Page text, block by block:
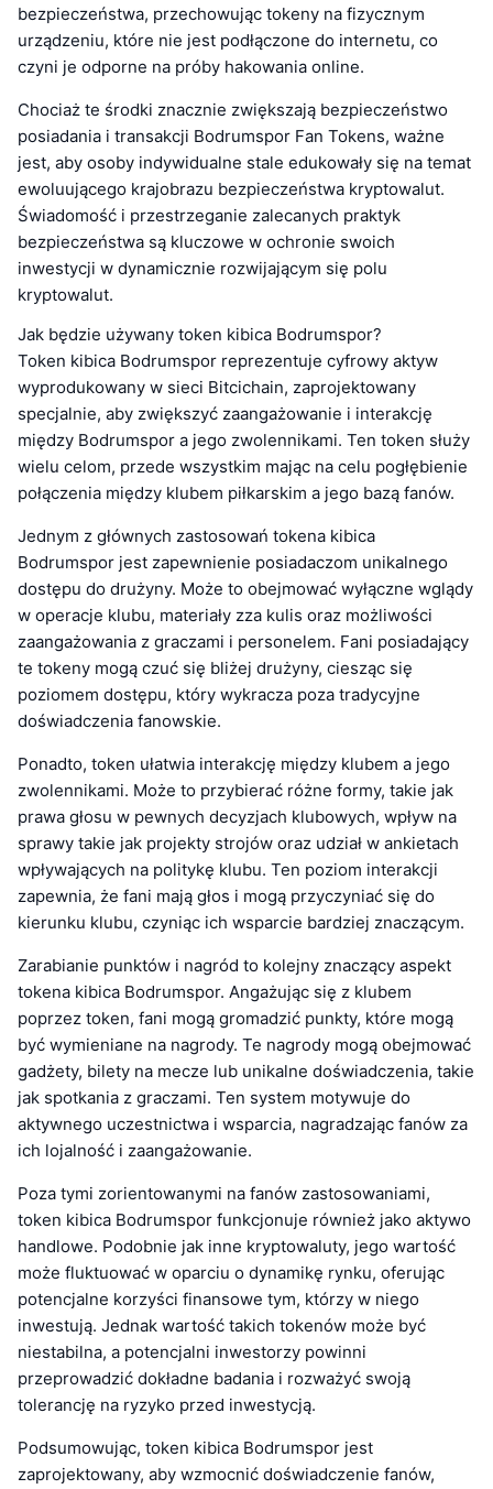
bezpieczeństwa, przechowując tokeny na fizycznym
urządzeniu, które nie jest podłączone do internetu, co
czyni je odporne na próby hakowania online.
Chociaż te środki znacznie zwiększają bezpieczeństwo
posiadania i transakcji Bodrumspor Fan Tokens, ważne
jest, aby osoby indywidualne stale edukowały się na temat
ewoluującego krajobrazu bezpieczeństwa kryptowalut.
Świadomość i przestrzeganie zalecanych praktyk
bezpieczeństwa są kluczowe w ochronie swoich
inwestycji w dynamicznie rozwijającym się polu
kryptowalut.
Jak będzie używany token kibica Bodrumspor?
Token kibica Bodrumspor reprezentuje cyfrowy aktyw
wyprodukowany w sieci Bitcichain, zaprojektowany
specjalnie, aby zwiększyć zaangażowanie i interakcję
między Bodrumspor a jego zwolennikami. Ten token służy
wielu celom, przede wszystkim mając na celu pogłębienie
połączenia między klubem piłkarskim a jego bazą fanów.
Jednym z głównych zastosowań tokena kibica
Bodrumspor jest zapewnienie posiadaczom unikalnego
dostępu do drużyny. Może to obejmować wyłączne wglądy
w operacje klubu, materiały zza kulis oraz możliwości
zaangażowania z graczami i personelem. Fani posiadający
te tokeny mogą czuć się bliżej drużyny, ciesząc się
poziomem dostępu, który wykracza poza tradycyjne
doświadczenia fanowskie.
Ponadto, token ułatwia interakcję między klubem a jego
zwolennikami. Może to przybierać różne formy, takie jak
prawa głosu w pewnych decyzjach klubowych, wpływ na
sprawy takie jak projekty strojów oraz udział w ankietach
wpływających na politykę klubu. Ten poziom interakcji
zapewnia, że fani mają głos i mogą przyczyniać się do
kierunku klubu, czyniąc ich wsparcie bardziej znaczącym.
Zarabianie punktów i nagród to kolejny znaczący aspekt
tokena kibica Bodrumspor. Angażując się z klubem
poprzez token, fani mogą gromadzić punkty, które mogą
być wymieniane na nagrody. Te nagrody mogą obejmować
gadżety, bilety na mecze lub unikalne doświadczenia, takie
jak spotkania z graczami. Ten system motywuje do
aktywnego uczestnictwa i wsparcia, nagradzając fanów za
ich lojalność i zaangażowanie.
Poza tymi zorientowanymi na fanów zastosowaniami,
token kibica Bodrumspor funkcjonuje również jako aktywo
handlowe. Podobnie jak inne kryptowaluty, jego wartość
może fluktuować w oparciu o dynamikę rynku, oferując
potencjalne korzyści finansowe tym, którzy w niego
inwestują. Jednak wartość takich tokenów może być
niestabilna, a potencjalni inwestorzy powinni
przeprowadzić dokładne badania i rozważyć swoją
tolerancję na ryzyko przed inwestycją.
Podsumowując, token kibica Bodrumspor jest
zaprojektowany, aby wzmocnić doświadczenie fanów,